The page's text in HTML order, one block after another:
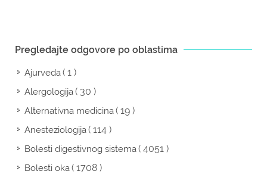
Pregledajte odgovore po oblastima
Ajurveda( 1 )
Alergologija( 30 )
Alternativna medicina( 19 )
Anesteziologija( 114 )
Bolesti digestivnog sistema( 4051 )
Bolesti oka( 1708 )